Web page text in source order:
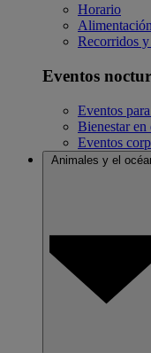
Horario
Recorridos
Eventos
Eventos
Bienestar
Eventos
Animales y el